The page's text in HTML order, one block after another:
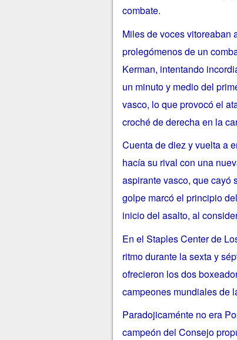
combate.
Miles de voces vitoreaban
prolegómenos de un
Kerman, intentando
un minuto y medio del
vasco, lo que provocó el
croché de derecha en la
Cuenta de diez y vuelta a
hacía su rival con una
aspirante vasco, que cayó
golpe marcó el principio
inicio del asalto, al
En el Staples Center de
ritmo durante la sexta y
ofrecieron los dos
campeones mundiales de
Paradojicaménte no era
campeón del Consejo